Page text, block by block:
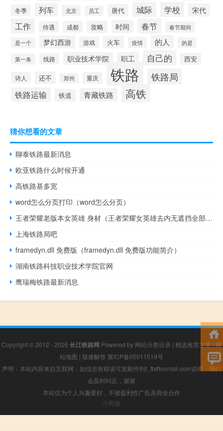
冬季 列车 北京 员工 唐代 城际 学校 宋代
工作 待遇 成都 攻略 时间 春节 春节期间
是一个 梦幻西游 游戏 火车 疫情 的人 的是
第一条 线路 职业技术学院 职工 自己的 西安
诗人 还不 郑州 重庆 铁路 铁路局
铁路运输 铁道 青藏铁路 高铁
猜你想看的文章
聊泰铁路最新消息
欧亚铁路什么时候开通
高铁路基多宽
word怎么分页打印（word怎么分页）
王者荣耀老版本女英雄 身材（王者荣耀女英雄去内无遮挡全部视频）
上海铁路局吧
framedyn.dll 免费版（framedyn.dll 免费版功能简介）
湖南铁路科技职业技术学院官网
鹰瑞梅铁路最新消息
Copyright © 2012 - 2026 长江铁路网 Powered by 网站分类目录 | 精选推荐文章|网
站地图 | 疑难解答 冀ICP备05011519号
声明：本站内容来自互联网，如信息有错误可发邮件到f_fb#foxmail.com说明，我们
会及时纠正，谢谢
本站仅为个人兴趣爱好，不接盈利性广告及商业合作
小男孩